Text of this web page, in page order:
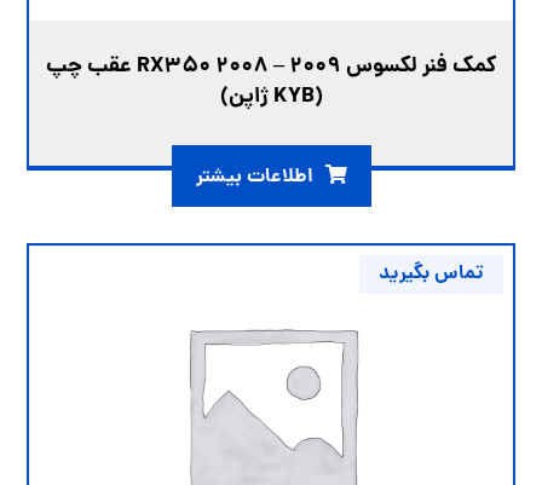
کمک فنر لکسوس RX350 2008 – 2009 عقب چپ
(KYB ژاپن)
اطلاعات بیشتر
تماس بگیرید